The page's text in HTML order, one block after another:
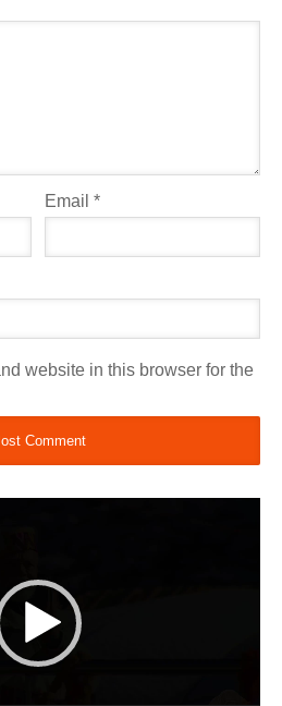
Email*
website in this browser for the